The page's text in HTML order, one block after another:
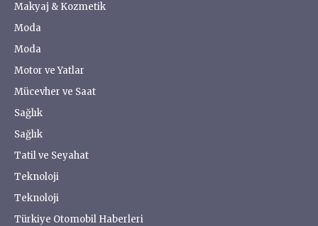
Makyaj & Kozmetik
Moda
Moda
Motor ve Yatlar
Mücevher ve Saat
Sağlık
Sağlık
Tatil ve Seyahat
Teknoloji
Teknoloji
Türkiye Otomobil Haberleri